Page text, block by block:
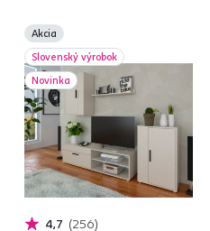
Akcia
Slovenský výrobok
Novinka
4,7 256